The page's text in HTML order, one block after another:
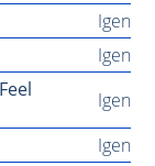
Igen
Igen
Igen
Igen